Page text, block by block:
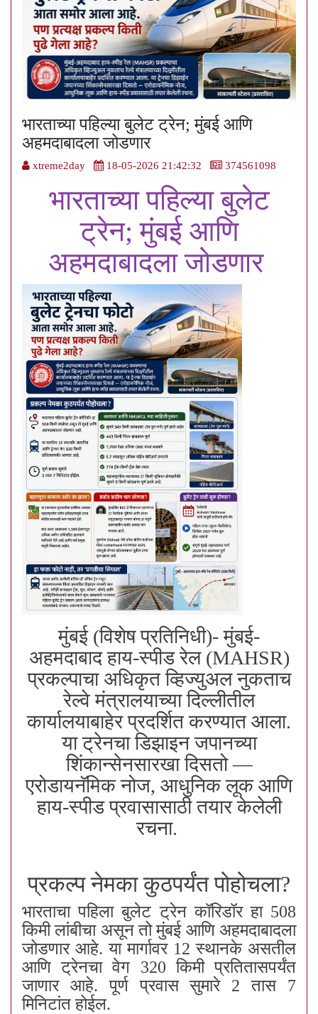
भारताच्या पहिल्या बुलेट ट्रेन; मुंबई आणि
अहमदाबादला जोडणार
xtreme2day 18-05-2026 21:42:32 374561098
भारताच्या पहिल्या बुलेट
ट्रेन; मुंबई आणि
अहमदाबादला जोडणार
मुंबई (विशेष प्रतिनिधी)- मुंबई-
अहमदाबाद हाय-स्पीड रेल (MAHSR)
प्रकल्पाचा अधिकृत व्हिज्युअल नुकताच
रेल्वे मंत्रालयाच्या दिल्लीतील
कार्यालयाबाहेर प्रदर्शित करण्यात आला.
या ट्रेनचा डिझाइन जपानच्या
शिंकान्सेनसारखा दिसतो —
एरोडायनॅमिक नोज, आधुनिक लूक आणि
हाय-स्पीड प्रवासासाठी तयार केलेली
रचना.
प्रकल्प नेमका कुठपर्यंत पोहोचला?
भारताचा पहिला बुलेट ट्रेन कॉरिडॉर हा 508
किमी लांबीचा असून तो मुंबई आणि अहमदाबादला
जोडणार आहे. या मार्गावर 12 स्थानके असतील
आणि ट्रेनचा वेग 320 किमी प्रतितासपर्यंत
जाणार आहे. पूर्ण प्रवास सुमारे 2 तास 7
मिनिटांत होईल.